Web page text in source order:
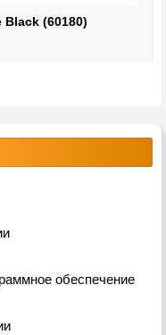
Black (60180)
обеспечение